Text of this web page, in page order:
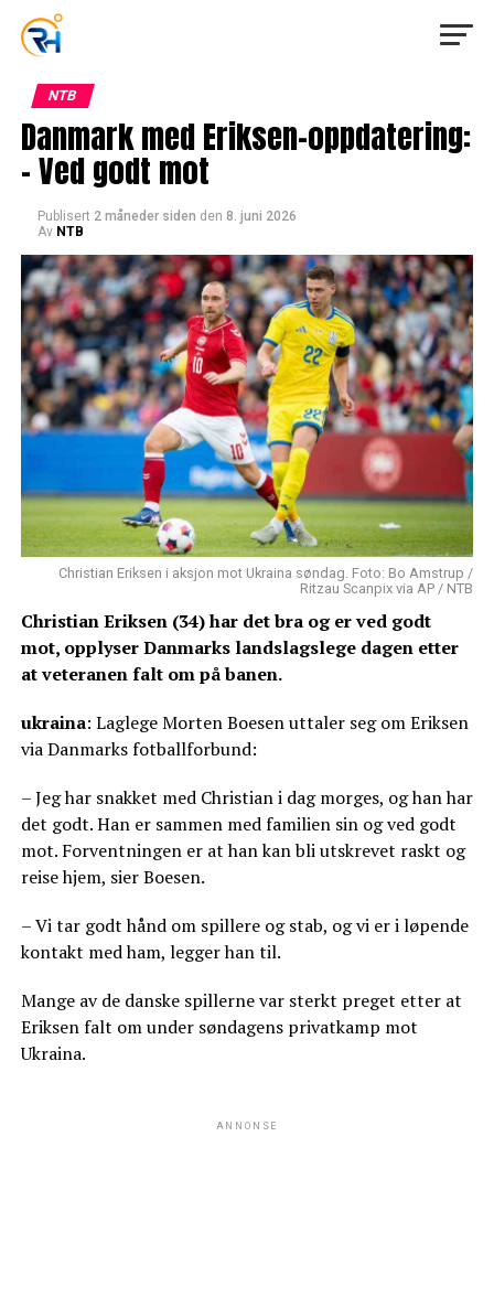
NTB
Danmark med Eriksen-oppdatering:
– Ved godt mot
Publisert 2 måneder siden den 8. juni 2026
Av NTB
Christian Eriksen i aksjon mot Ukraina søndag. Foto: Bo Amstrup /
Ritzau Scanpix via AP / NTB
Christian Eriksen (34) har det bra og er ved godt
mot, opplyser Danmarks landslagslege dagen etter
at veteranen falt om på banen.
ukraina: Laglege Morten Boesen uttaler seg om Eriksen
via Danmarks fotballforbund:
– Jeg har snakket med Christian i dag morges, og han har
det godt. Han er sammen med familien sin og ved godt
mot. Forventningen er at han kan bli utskrevet raskt og
reise hjem, sier Boesen.
– Vi tar godt hånd om spillere og stab, og vi er i løpende
kontakt med ham, legger han til.
Mange av de danske spillerne var sterkt preget etter at
Eriksen falt om under søndagens privatkamp mot
Ukraina.
ANNONSE